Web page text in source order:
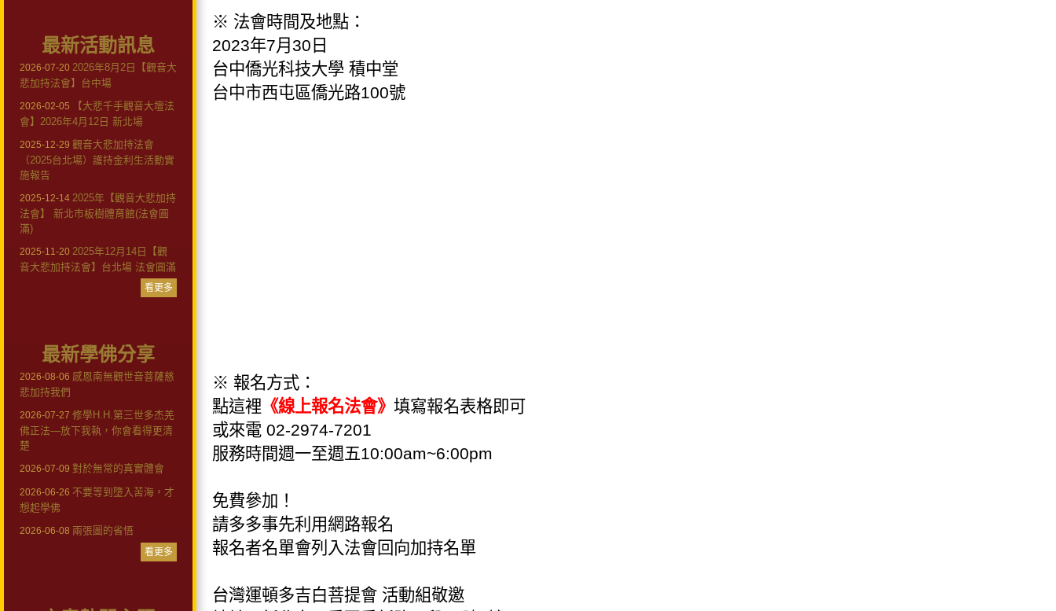
最新活動訊息
2026-07-20 2026年8月2日【觀音大
悲加持法會】台中場
2026-02-05
【大悲千手觀音大壇法
會】2026年4月12日 新北場
2025-12-29 觀音大悲加持法會
（2025台北場）護持金利生活動實
施報告
2025-12-14 2025年【觀音大悲加持
法會】 新北市板樹體育館(法會圓
滿)
2025-11-20 2025年12月14日【觀
音大悲加持法會】台北場 法會圓滿
看更多
最新學佛分享
2026-08-06 感恩南無觀世音菩薩慈
悲加持我們
2026-07-27 修學H.H.第三世多杰羌
佛正法—放下我執，你會看得更清
楚
2026-07-09 對於無常的真實體會
2026-06-26 不要等到墮入苦海，才
想起學佛
2026-06-08 兩張圖的省悟
看更多
※ 法會時間及地點：
2023年7月30日
台中僑光科技大學 積中堂
台中市西屯區僑光路100號
※ 報名方式：
點這裡 《線上報名法會》 填寫報名表格即可
或來電 02-2974-7201
服務時間週一至週五10:00am~6:00pm
免費參加！
請多多事先利用網路報名
報名者名單會列入法會回向加持名單
台灣運頓多吉白菩提會 活動組敬邀